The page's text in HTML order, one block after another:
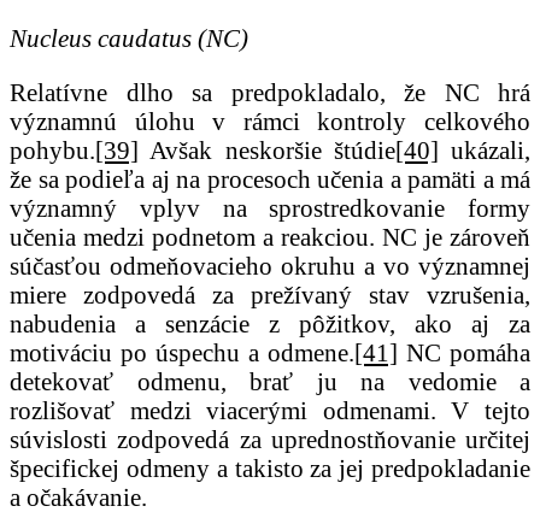
Nucleus caudatus (NC)
Relatívne dlho sa predpokladalo, že NC hrá
významnú úlohu v rámci kontroly celkového
pohybu.[39] Avšak neskoršie štúdie[40] ukázali,
že sa podieľa aj na procesoch učenia a pamäti a má
významný vplyv na sprostredkovanie formy
učenia medzi podnetom a reakciou. NC je zároveň
súčasťou odmeňovacieho okruhu a vo významnej
miere zodpovedá za prežívaný stav vzrušenia,
nabudenia a senzácie z pôžitkov, ako aj za
motiváciu po úspechu a odmene.[41] NC pomáha
detekovať odmenu, brať ju na vedomie a
rozlišovať medzi viacerými odmenami. V tejto
súvislosti zodpovedá za uprednostňovanie určitej
špecifickej odmeny a takisto za jej predpokladanie
a očakávanie.